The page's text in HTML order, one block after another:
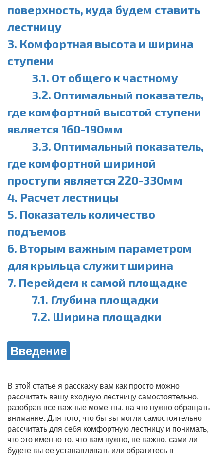
поверхность, куда будем ставить
лестницу
3. Комфортная высота и ширина
ступени
3.1. От общего к частному
3.2. Оптимальный показатель,
где комфортной высотой ступени
является 160-190мм
3.3. Оптимальный показатель,
где комфортной шириной
проступи является 220-330мм
4. Расчет лестницы
5. Показатель количество
подъемов
6. Вторым важным параметром
для крыльца служит ширина
7. Перейдем к самой площадке
7.1. Глубина площадки
7.2. Ширина площадки
Введение
В этой статье я расскажу вам как просто можно
рассчитать вашу входную лестницу самостоятельно,
разобрав все важные моменты, на что нужно обращать
внимание. Для того, что бы вы могли самостоятельно
рассчитать для себя комфортную лестницу и понимать,
что это именно то, что вам нужно, не важно, сами ли
будете вы ее устанавливать или обратитесь в